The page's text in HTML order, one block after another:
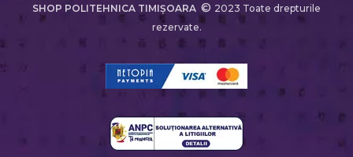
SHOP POLITEHNICA TIMIŞOARA © 2023 Toate drepturile
rezervate.